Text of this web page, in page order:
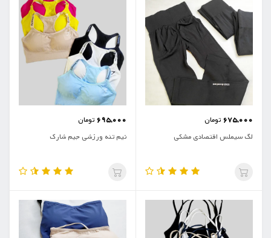
675,000 تومان
لگ سیملس اقتصادی مشکی
695,000 تومان
نیم تنه ورزشی جیم شارک